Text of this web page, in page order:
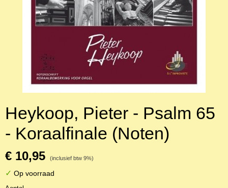
Heykoop, Pieter - Psalm 65
- Koraalfinale (Noten)
€ 10,95 (inclusief btw 9%)
✓ Op voorraad